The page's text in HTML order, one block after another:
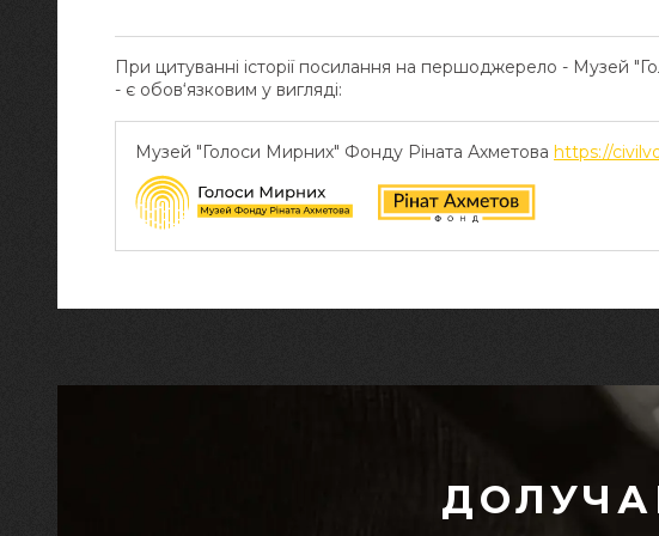
При цитуванні історії посилання на першоджерело - Музей
- є обов‘язковим у вигляді:
Музей "Голоси Мирних" Фонду Ріната Ахметова https://